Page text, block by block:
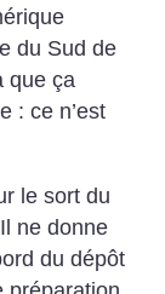
du Sud de
que ça
: ce n’est
le sort du
ne donne
du dépôt